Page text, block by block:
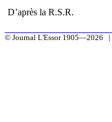
D’après la R.S.R.
© Journal L'Essor 1905—2026 |